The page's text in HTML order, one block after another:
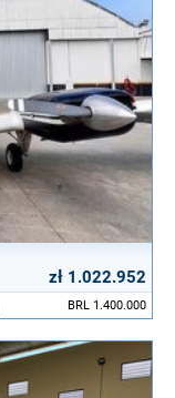
zł 1.022.952
BRL 1.400.000